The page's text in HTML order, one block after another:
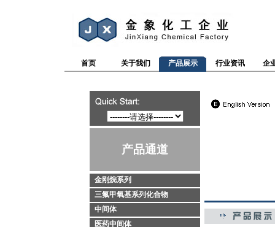
首页 关于我们 产品展示 行业资讯 企
产品通道
金刚烷系列
三氟甲氧基系列化合物
中间体
医药中间体